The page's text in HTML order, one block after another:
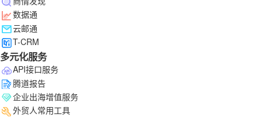
数据通
云邮通
T-CRM
多元化服务
API接口服务
腾道报告
企业出海增值服务
外贸人常用工具